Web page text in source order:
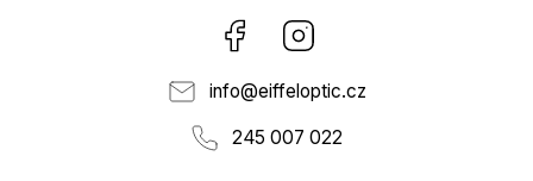
Facebook
info@eiffeloptic.cz
245 007 022